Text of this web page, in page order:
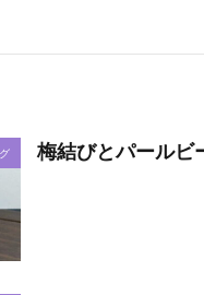
梅結びとパールビ